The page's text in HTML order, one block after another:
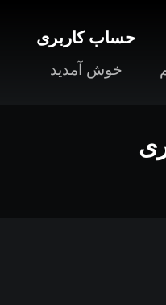
حساب کاربری
خوش آمدید